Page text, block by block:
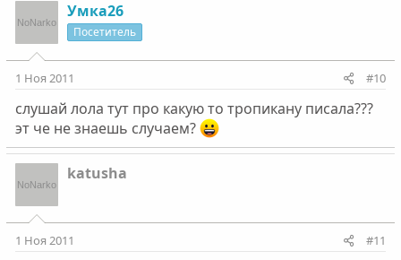
Умка26
Посетитель
1 Ноя 2011 #10
слушай лола тут про какую то тропикану писала???
эт че не знаешь случаем?
katusha
1 Ноя 2011 #11